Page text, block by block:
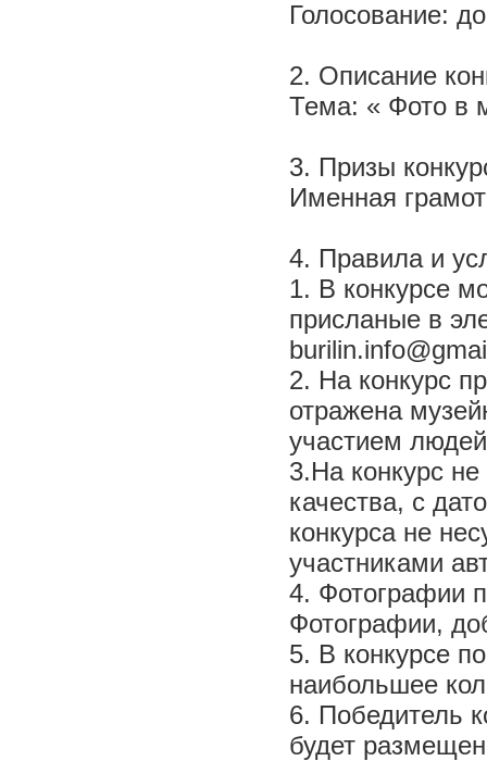
Голосование:
2. Описание
Тема: « Фото в
3. Призы
Именная
4. Правила и
1. В конкурсе
присланые в
2. На конкурс
отражена
участием
3.На конкурс
качества, с
конкурса не
участниками
4. Фотографии
Фотографии,
5. В конкурсе
наибольшее
6. Победитель
будет